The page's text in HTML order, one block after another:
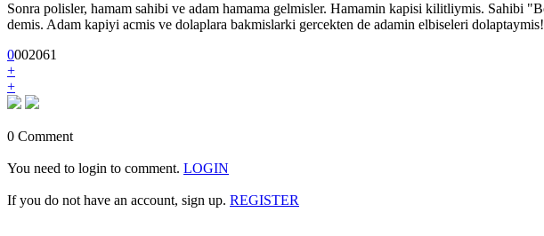
Sonra polisler, hamam sahibi ve adam hamama gelmisler. Hamamin kapisi kilitliymis. Sahibi
demis. Adam kapiyi acmis ve dolaplara bakmislarki gercekten de adamin elbiseleri dolaptaymis!
0002061
+
+
0 Comment
You need to login to comment. LOGIN
If you do not have an account, sign up. REGISTER